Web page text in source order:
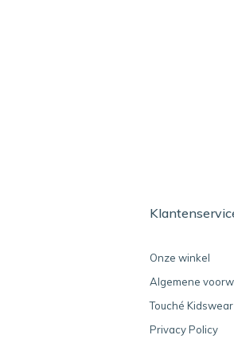
Onze winkel
Algemene
Touché Kidswear
Privacy Policy